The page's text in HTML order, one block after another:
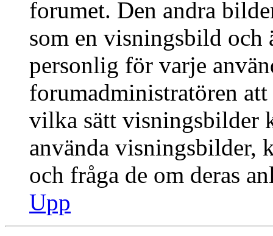
forumet. Den andra
som en visningsbild
personlig för varje
forumadministratören
vilka sätt visningsbilder
använda visningsbilder,
och fråga de om deras
Upp